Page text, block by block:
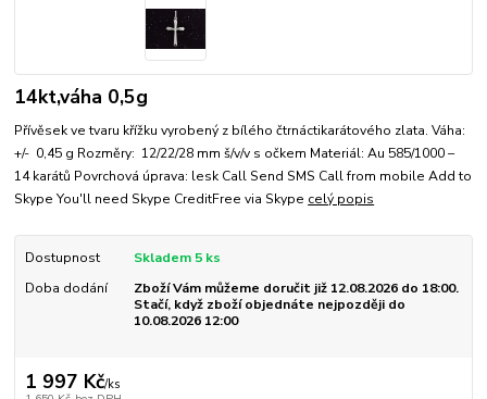
14kt,váha 0,5g
Přívěsek ve tvaru křížku vyrobený z bílého čtrnáctikarátového zlata. Váha:
+/- 0,45 g Rozměry: 12/22/28 mm š/v/v s očkem Materiál: Au 585/1000 –
14 karátů Povrchová úprava: lesk Call Send SMS Call from mobile Add to
Skype You'll need Skype CreditFree via Skype celý popis
Dostupnost
Skladem 5 ks
Doba dodání
Zboží Vám můžeme doručit již 12.08.2026 do 18:00.
Stačí, když zboží objednáte nejpozději do
10.08.2026 12:00
1 997 Kč/ks